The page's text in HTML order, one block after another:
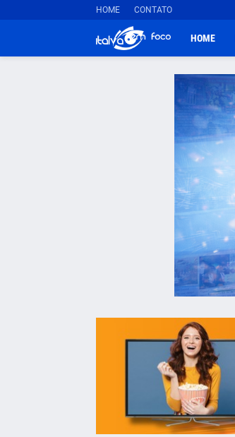
HOME CONTATO
HOME